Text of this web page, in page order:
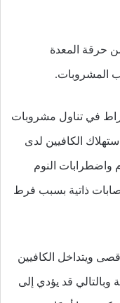
حرقة المعدة
المشروبات.
في تناول مشروبات
الكافيين لدى
واضطرابات النوم
إصابات ذاتية بسبب فرط
ويتداخل الكافيين
وبالتالي قد يؤدي إلى